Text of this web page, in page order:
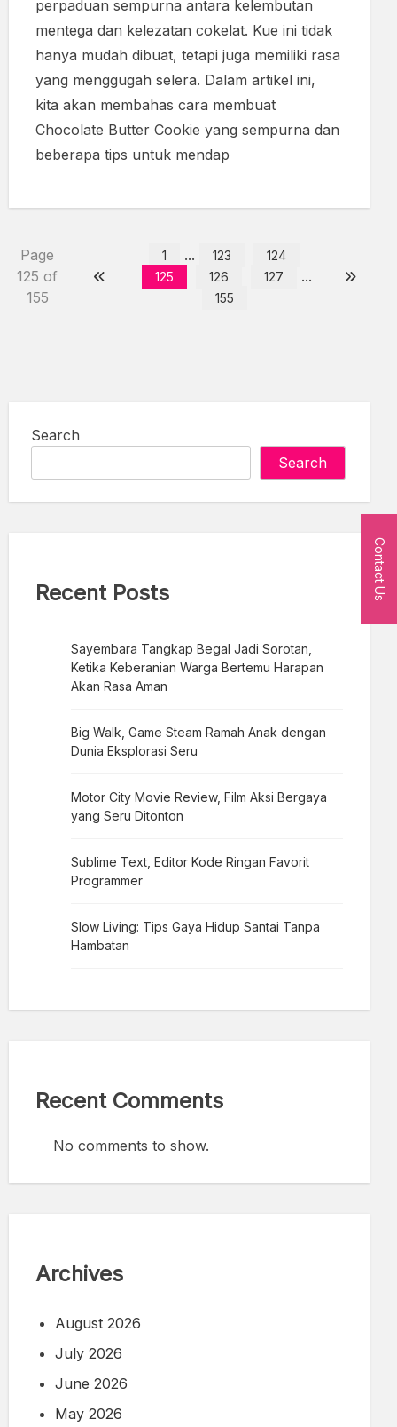
perpaduan sempurna antara kelembutan
mentega dan kelezatan cokelat. Kue ini tidak
hanya mudah dibuat, tetapi juga memiliki rasa
yang menggugah selera. Dalam artikel ini,
kita akan membahas cara membuat
Chocolate Butter Cookie yang sempurna dan
beberapa tips untuk mendap
Page
125 of
155
1 ... 123
124
125
126 127 ...
155
Search
Search
Recent Posts
Sayembara Tangkap Begal Jadi Sorotan,
Ketika Keberanian Warga Bertemu Harapan
Akan Rasa Aman
Big Walk, Game Steam Ramah Anak dengan
Dunia Eksplorasi Seru
Motor City Movie Review, Film Aksi Bergaya
yang Seru Ditonton
Sublime Text, Editor Kode Ringan Favorit
Programmer
Slow Living: Tips Gaya Hidup Santai Tanpa
Hambatan
Recent Comments
No comments to show.
Archives
August 2026
July 2026
June 2026
May 2026
Contact Us